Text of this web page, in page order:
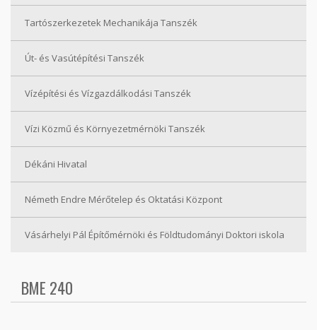
Tartószerkezetek Mechanikája Tanszék
Út- és Vasútépítési Tanszék
Vízépítési és Vízgazdálkodási Tanszék
Vízi Közmű és Környezetmérnöki Tanszék
Dékáni Hivatal
Németh Endre Mérőtelep és Oktatási Központ
Vásárhelyi Pál Építőmérnöki és Földtudományi Doktori iskola
BME 240